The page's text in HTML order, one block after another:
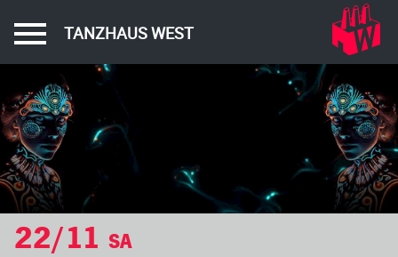
TANZHAUS WEST
22/11 SA